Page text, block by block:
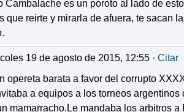
Cambalache es un poroto al lado de
que reirte y mirarla de afuera, te sacan
19 de agosto de 2015, 12:55 · Citar
opereta barata a favor del corrupto
a equipos a los torneos argentinos
mamarracho.Le mandaba los arbitros